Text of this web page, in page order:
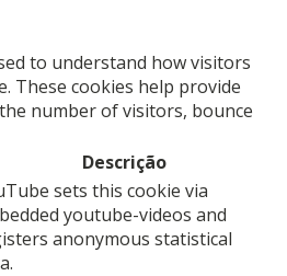
to understand how visitors
These cookies help provide
number of visitors, bounce
Descrição
sets this cookie via
youtube-videos and
anonymous statistical